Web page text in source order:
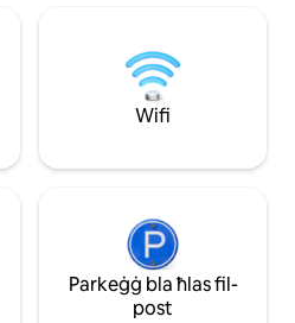
tal-ħwejjeġ
klijenti
Qrib Mt Hood
ċ-Ċentru ta'
Wifi
Parkeġġ bla ħlas fil-
post